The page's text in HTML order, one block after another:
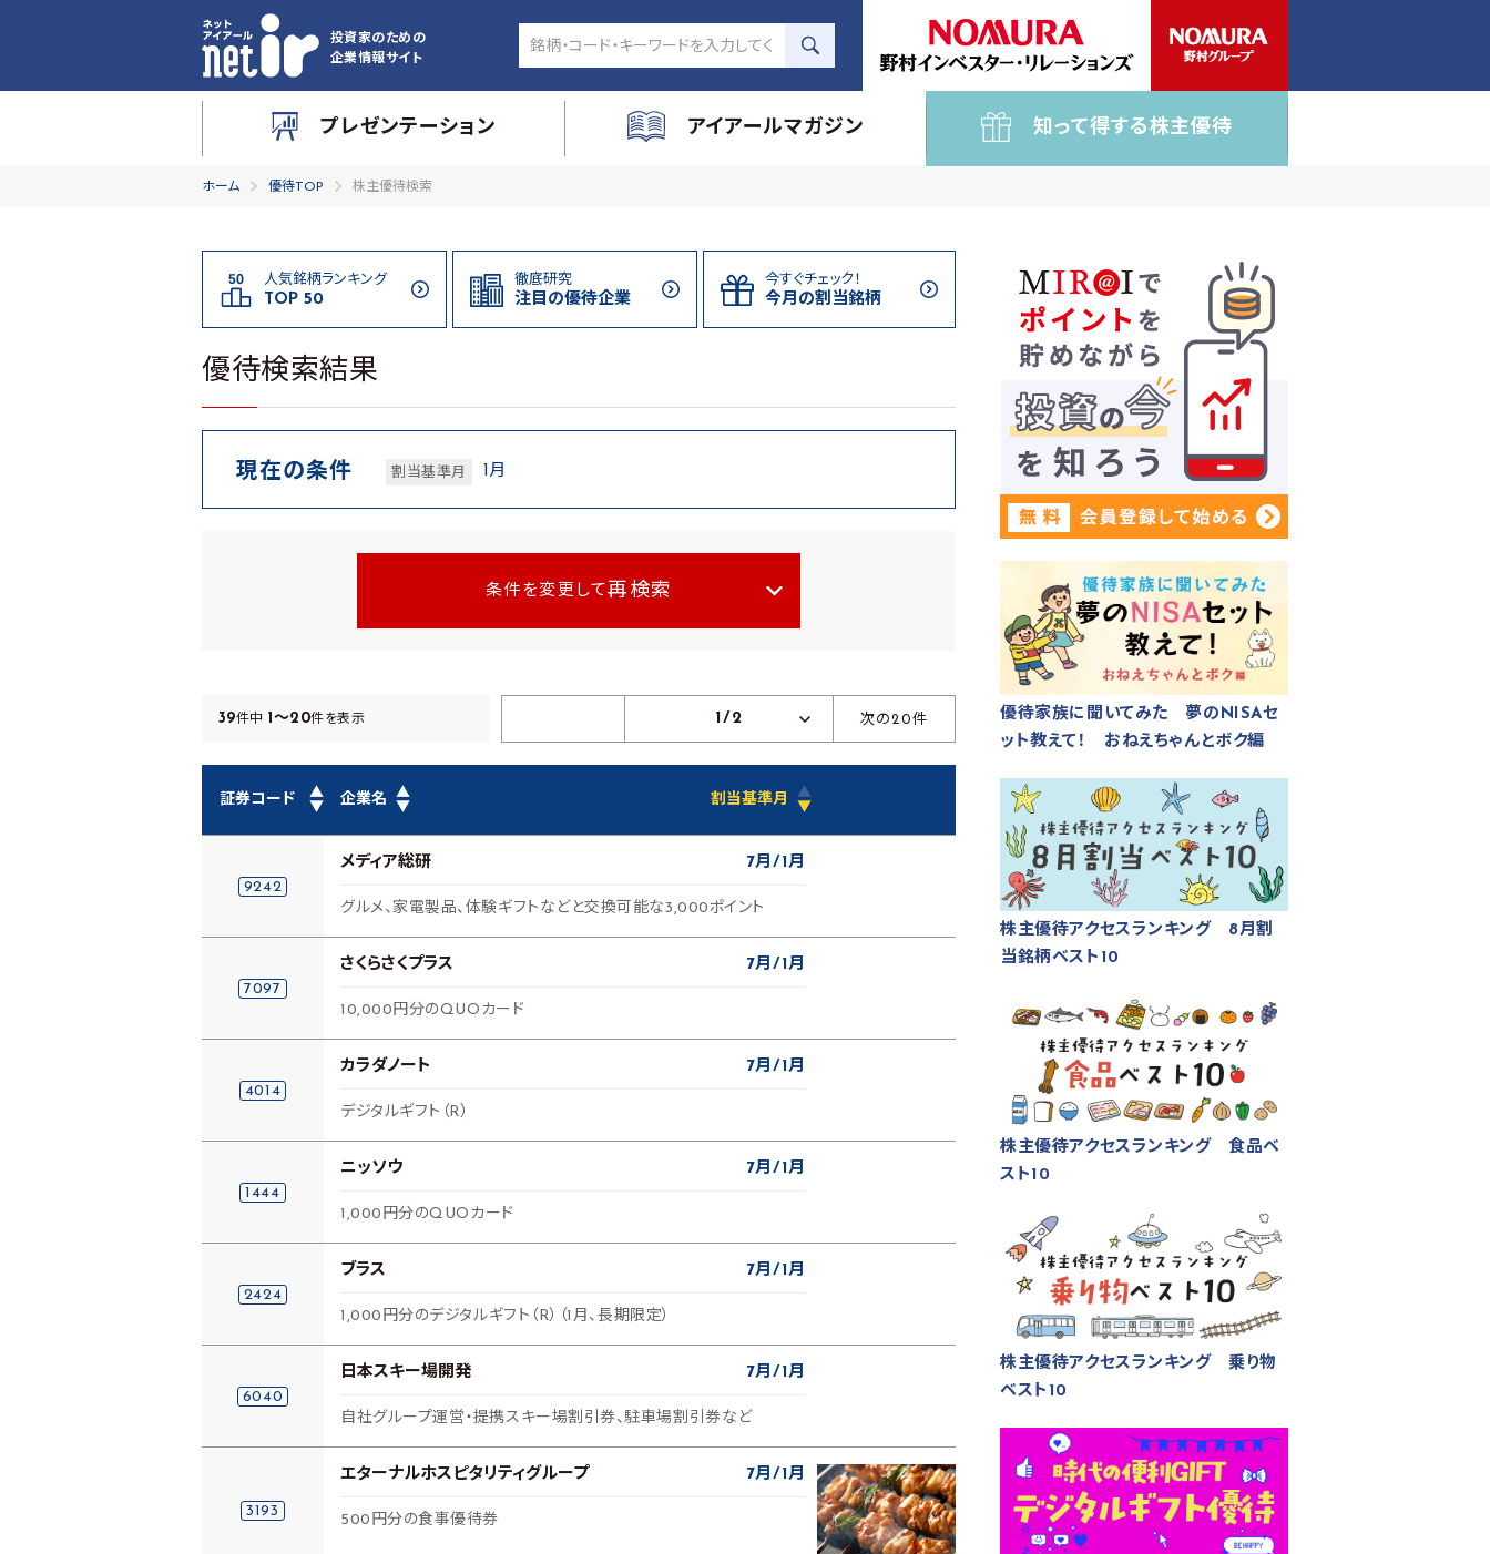
投資家のための
企業情報サイト
プレゼンテーション アイアールマガジン 知って得する株主優待
ホーム 優待TOP 株主優待検索
人気銘柄ランキング
TOP 50
徹底研究
注目の優待企業
今すぐチェック！
今月の割当銘柄
優待検索結果
現在の条件 割当基準月 1月
条件を変更して 再検索
39件中 1～20件を表示 1/2 次の20件
▲
証券コード ▼
▲
企業名 ▼
▲
割当基準月 ▼
9242
メディア総研 7月 1月
グルメ、家電製品、体験ギフトなどと交換可能な3,000ポイント
7097
さくらさくプラス 7月 1月
10,000円分のQUOカード
4014
カラダノート 7月 1月
デジタルギフト（R）
1444
ニッソウ 7月 1月
1,000円分のQUOカード
2424
ブラス 7月 1月
1,000円分のデジタルギフト（R）（1月、長期限定）
6040
日本スキー場開発 7月 1月
自社グループ運営・提携スキー場割引券、駐車場割引券など
3193
エターナルホスピタリティグループ 7月 1月
500円分の食事優待券
優待家族に聞いてみた 夢のNISAセ
ット教えて！ おねえちゃんとボク編
株主優待アクセスランキング 8月割
当銘柄ベスト10
株主優待アクセスランキング 食品ベ
スト10
株主優待アクセスランキング 乗り物
ベスト10